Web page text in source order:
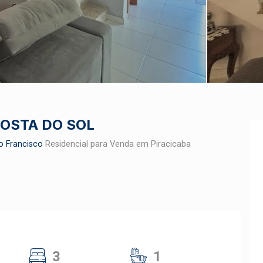
DO SOL
Francisco Residencial para Venda em Piracicaba
3 1